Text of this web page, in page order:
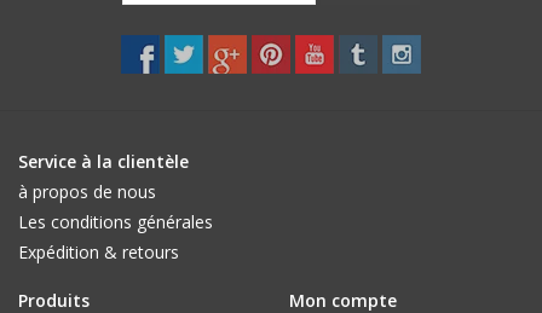
Service à la clientèle
à propos de nous
Les conditions générales
Expédition & retours
Produits
Mon compte